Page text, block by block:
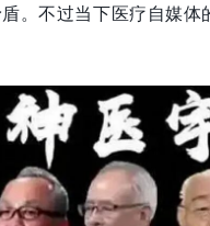
。不过当下医疗自媒